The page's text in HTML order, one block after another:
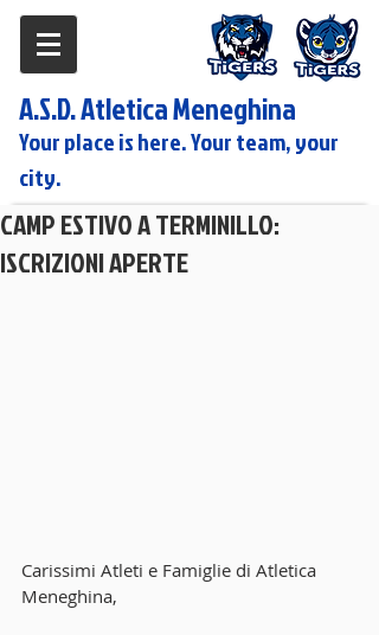
A.S.D. Atletica Meneghina
Your place is here. Your team, your
city.
CAMP ESTIVO A TERMINILLO:
ISCRIZIONI APERTE
Carissimi Atleti e Famiglie di Atletica
Meneghina,